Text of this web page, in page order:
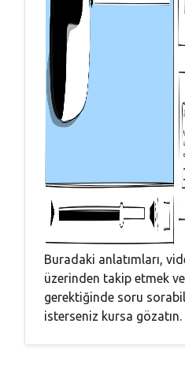
Buradaki anlatımları,
üzerinden takip etmek ve
gerektiğinde soru
isterseniz kursa gözatın.